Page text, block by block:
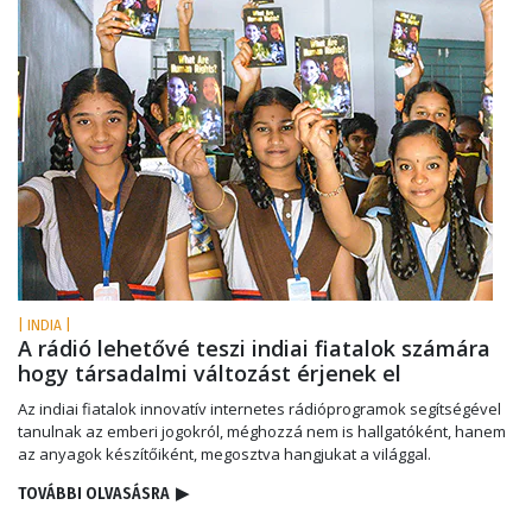
| INDIA |
A rádió lehetővé teszi indiai fiatalok számára
hogy társadalmi változást érjenek el
Az indiai fiatalok innovatív internetes rádióprogramok segítségével
tanulnak az emberi jogokról, méghozzá nem is hallgatóként, hanem
az anyagok készítőiként, megosztva hangjukat a világgal.
TOVÁBBI OLVASÁSRA ▶